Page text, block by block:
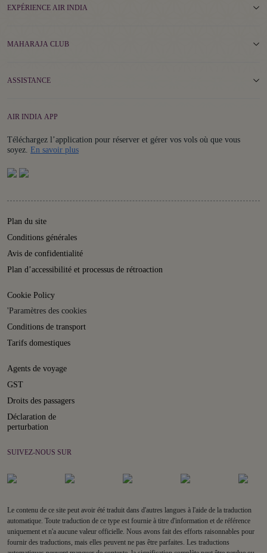
EXPÉRIENCE AIR INDIA
MAHARAJA CLUB
ASSISTANCE
AIR INDIA APP
Téléchargez l’application pour réserver et gérer vos vols où que vous
soyez. En savoir plusDetails
Plan du site
Conditions générales
Avis de confidentialité
Plan d’accessibilité et processus de rétroaction
Cookie Policy
'Paramètres des cookies
Conditions de transport
Tarifs domestiques
Agents de voyage
GST
Droits des passagers
Déclaration de
perturbation
SUIVEZ-NOUS SUR
Le contenu de ce site peut avoir été traduit dans d'autres langues à l'aide de la traduction
automatique. Toute traduction de ce type est fournie à titre d'information et de référence
uniquement et n'a aucune valeur officielle. Nous avons fait des efforts raisonnables pour
fournir des traductions, mais elles peuvent ne pas être parfaites. Les traductions